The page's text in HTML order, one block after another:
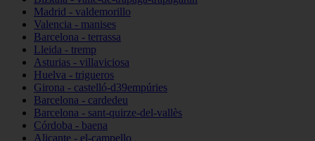
Madrid - valdemorillo
Valencia - manises
Barcelona - terrassa
Lleida - tremp
Asturias - villaviciosa
Huelva - trigueros
Girona - castelló-d39empúries
Barcelona - cardedeu
Barcelona - sant-quirze-del-vallès
Córdoba - baena
Alicante - el-campello